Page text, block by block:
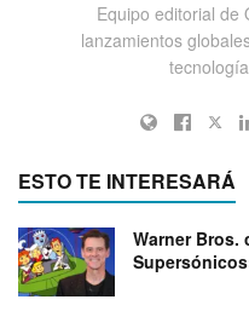
Equipo editorial de
lanzamientos
ESTO TE INTERESARÁ
Warner Bros.